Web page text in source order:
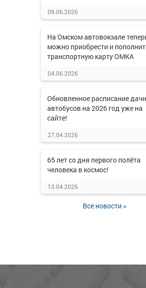
09.06.2026
На Омском автовокзале
можно приобрести и
транспортную карту ОМКА
04.06.2026
Обновленное расписание
автобусов на 2026 год уже на
сайте!
27.04.2026
65 лет со дня первого полёта
человека в космос!
13.04.2026
Все новости »